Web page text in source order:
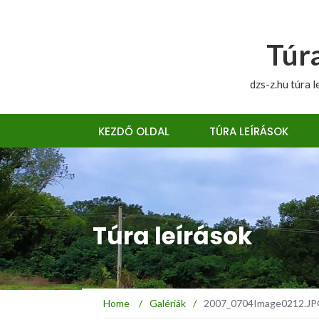
dzs-z.hu túra
KEZDŐ OLDAL TÚRA LEÍRÁSOK
Túra leírások
Home / Galériák /